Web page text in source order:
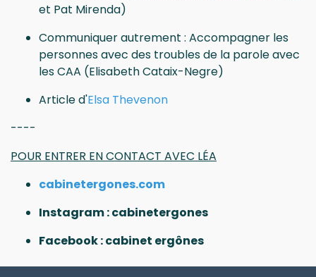
et Pat Mirenda)
Communiquer autrement : Accompagner les
personnes avec des troubles de la parole avec
les CAA (Elisabeth Cataix-Negre)
Article d'Elsa Thevenon
----
POUR ENTRER EN CONTACT AVEC LÉA
cabinetergones.com
Instagram :cabinetergones
Facebook : cabinet ergônes